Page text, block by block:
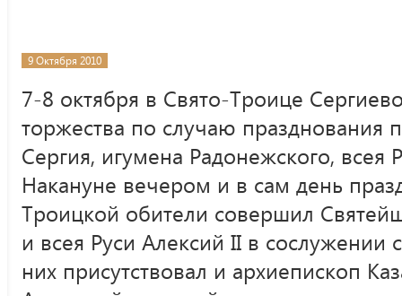
9 Октября 2010
7-8 октября в Свято-Троице
торжества по случаю празднования
Сергия, игумена Радонежского, всея
Накануне вечером и в сам день
Троицкой обители совершил
и всея Руси Алексий II в сослужении
них присутствовал и архиепископ